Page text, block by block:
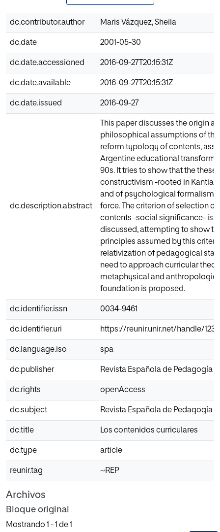
dc.contributor.author Maris Vázquez, Sheila
dc.date 2001-05-30
dc.date.accessioned 2016-09-27T20:15:31Z
dc.date.available 2016-09-27T20:15:31Z
dc.date.issued 2016-09-27
dc.description.abstract
This paper discusses the origin
philosophical assumptions of the
reform typology of contents,
Argentine educational
90s. It tries to show that the
constructivism -rooted in
and of psychological formalism,
force. The criterion of selection of
contents -social significance- is
discussed, attempting to show
principles assumed by this
relativization of pedagogical
need to approach curricular
metaphysical and
foundation is proposed.
dc.identifier.issn 0034-9461
dc.identifier.uri https://reunir.unir.net/handle/
dc.language.iso spa
dc.publisher Revista Española de Pedagogía
dc.rights openAccess
dc.subject Revista Española de Pedagogía
dc.title Los contenidos curriculares
dc.type article
reunir.tag ~REP
Archivos
Bloque original
Mostrando 1 - 1 de 1